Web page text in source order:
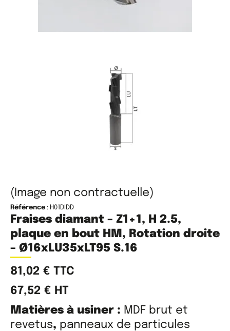
(Image non contractuelle)
Référence : H01DIDD
Fraises diamant – Z1+1, H 2.5,
plaque en bout HM, Rotation droite
– Ø16xLU35xLT95 S.16
81,02 € TTC
67,52 € HT
Matières à usiner : MDF brut et
revetus, panneaux de particules